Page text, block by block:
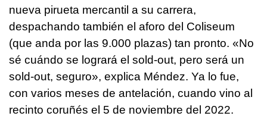
nueva pirueta mercantil a su carrera,
despachando también el aforo del Coliseum
(que anda por las 9.000 plazas) tan pronto. «No
sé cuándo se logrará el sold-out, pero será un
sold-out, seguro», explica Méndez. Ya lo fue,
con varios meses de antelación, cuando vino al
recinto coruñés el 5 de noviembre del 2022.